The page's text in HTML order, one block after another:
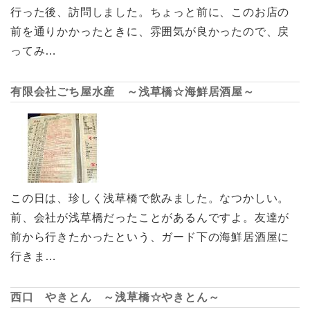
行った後、訪問しました。ちょっと前に、このお店の
前を通りかかったときに、雰囲気が良かったので、戻
ってみ…
有限会社ごち屋水産 ～浅草橋☆海鮮居酒屋～
この日は、珍しく浅草橋で飲みました。なつかしい。
前、会社が浅草橋だったことがあるんですよ。友達が
前から行きたかったという、ガード下の海鮮居酒屋に
行きま…
西口 やきとん ～浅草橋☆やきとん～